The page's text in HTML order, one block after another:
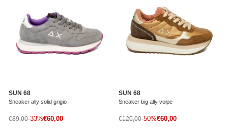
SUN 68
Sneaker ally solid grigio
Prezzo di vendita
€60,00
Prezzo normale
€89,00-33%
SUN 68
Sneaker big ally volpe
Prezzo di vendita
€60,00
Prezzo normale
€120,00-50%